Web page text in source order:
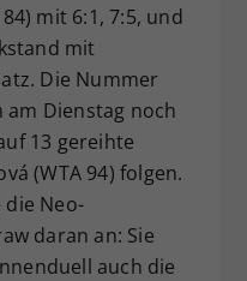
mit 6:1, 7:5, und
mit
Die Nummer
am Dienstag noch
13 gereihte
(WTA 94) folgen.
Neo-
daran an: Sie
auch die